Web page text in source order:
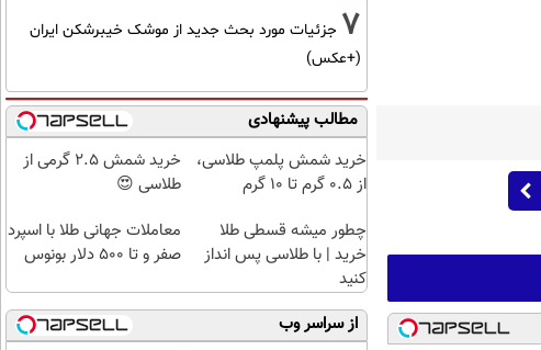
7 جزئیات مورد بحث جدید از موشک خیبرشکن ایران
(+عکس)
مطالب پیشنهادی
خرید شمش پلمپ طلاسی،
از ۰.۵ گرم تا ۱۰ گرم
خرید شمش 2.5 گرمی از
طلاسی 😍
چطور میشه قسطی طلا
خرید | با طلاسی پس انداز
کنید
معاملات جهانی طلا با اسپرد
صفر و تا ۵۰۰ دلار بونوس
از سراسر وب